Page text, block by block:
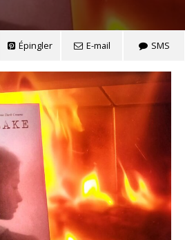
Épingler E-mail SMS